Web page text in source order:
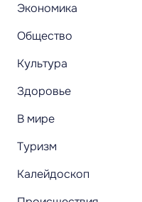
Экономика
Общество
Культура
Здоровье
В мире
Туризм
Калейдоскоп